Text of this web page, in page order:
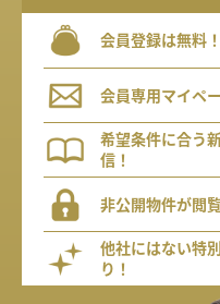
会員登録は無料！
会員専用マイペ
希望条件に合う
信！
非公開物件が閲
他社にはない特
り！